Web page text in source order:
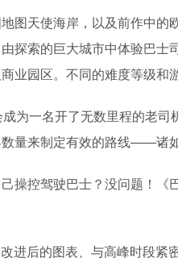
图天使海岸，以及前作中
探索的巨大城市中体验巴
业园区。不同的难度等级和
为一名开了无数里程的老
量来制定有效的路线——诸
操控驾驶巴士？没问题！
进后的图表、与高峰时段